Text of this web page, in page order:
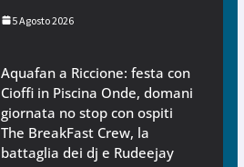
5 Agosto 2026
Aquafan a Riccione: festa con
Cioffi in Piscina Onde, domani
giornata no stop con ospiti
The BreakFast Crew, la
battaglia dei dj e Rudeejay